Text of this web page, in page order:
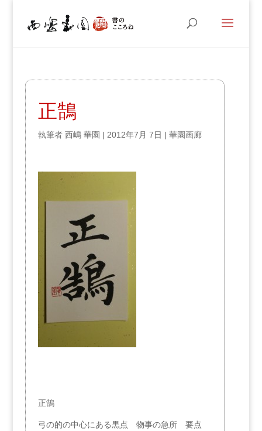
正鵠
執筆者 西嶋 華園 | 2012年7月 7日 | 華園画廊
正鵠
弓の的の中心にある黒点 物事の急所 要点